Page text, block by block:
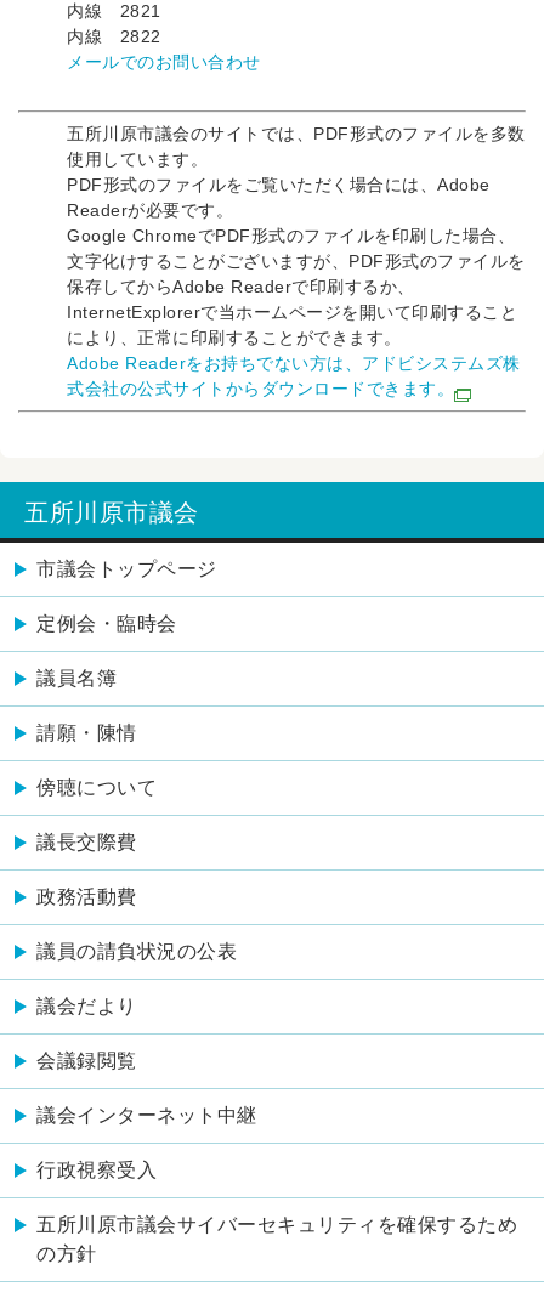
内線 2821
内線 2822
メールでのお問い合わせ
五所川原市議会のサイトでは、PDF形式のファイルを多数
使用しています。
PDF形式のファイルをご覧いただく場合には、Adobe
Readerが必要です。
Google ChromeでPDF形式のファイルを印刷した場合、
文字化けすることがございますが、PDF形式のファイルを
保存してからAdobe Readerで印刷するか、
InternetExplorerで当ホームページを開いて印刷すること
により、正常に印刷することができます。
Adobe Readerをお持ちでない方は、アドビシステムズ株
式会社の公式サイトからダウンロードできます。
五所川原市議会
市議会トップページ
定例会・臨時会
議員名簿
請願・陳情
傍聴について
議長交際費
政務活動費
議員の請負状況の公表
議会だより
会議録閲覧
議会インターネット中継
行政視察受入
五所川原市議会サイバーセキュリティを確保するため
の方針